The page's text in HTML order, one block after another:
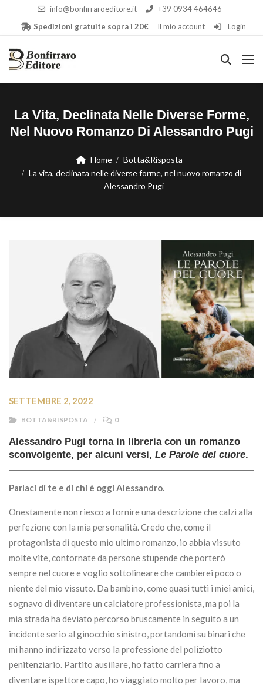
info@bonfirraroeditore.it
+39 0934 464646
Spedizioni gratuite sopra i 20€
Il mio account Login
La Vita, Declinata Nelle Diverse Forme,
Nel Nuovo Romanzo Di Alessandro Pugi
Home
Botta&Risposta
La vita, declinata nelle diverse forme, nel nuovo romanzo di
Alessandro Pugi
SETTEMBRE 2, 2022
BOTTA&RISPOSTA 0
Alessandro Pugi torna in libreria con un romanzo
sconvolgente, per alcuni versi, Le Parole del cuore.
Parlaci di te e di chi è oggi Alessandro.
Onestamente non riesco a fornire una descrizione che calzi alla
perfezione con la mia personalità. Credo che, come il
protagonista di questo mio ultimo romanzo, io abbia vissuto
molte vite, contornate da persone stupende che porterò
sempre nel cuore e voglio sottolineare che cambierei poco o
niente del mio vissuto. Da bambino, come quasi tutti i miei amici,
sognavo di diventare un calciatore professionista, ma poi la
mia strada ha deviato percorso bruscamente in seguito a un
incidente serio al ginocchio sinistro, portandomi su binari che
mi hanno indirizzato verso la professione del poliziotto
penitenziario. Partito ausiliare, ho fatto carriera fino a
diventare ispettore capo, ho viaggiato molto per lavoro, ma